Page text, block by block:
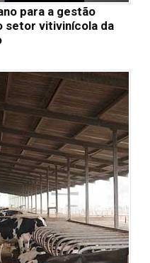
para a gestão
setor vitivinícola da